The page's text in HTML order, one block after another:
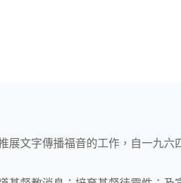
展文字傳播福音的工作，自一九六